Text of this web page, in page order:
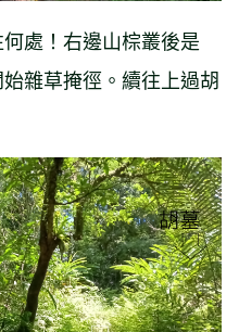
處！右邊山棕叢後是
雜草掩徑。續往上過胡